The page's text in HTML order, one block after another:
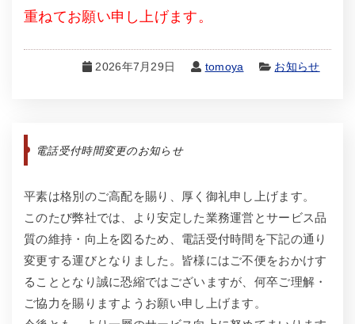
重ねてお願い申し上げます。
2026年7月29日 tomoya お知らせ
電話受付時間変更のお知らせ
平素は格別のご高配を賜り、厚く御礼申し上げます。
このたび弊社では、より安定した業務運営とサービス品
質の維持・向上を図るため、電話受付時間を下記の通り
変更する運びとなりました。皆様にはご不便をおかけす
ることとなり誠に恐縮ではございますが、何卒ご理解・
ご協力を賜りますようお願い申し上げます。